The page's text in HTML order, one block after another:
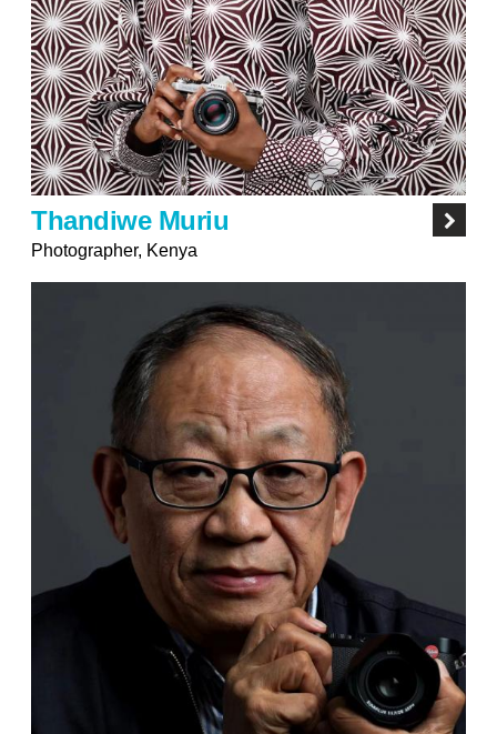
Thandiwe Muriu
Photographer, Kenya